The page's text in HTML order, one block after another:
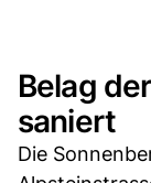
Belag
saniert
Die